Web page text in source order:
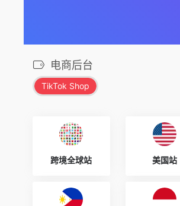
电商后台
TikTok Shop
跨境全球站 美国站